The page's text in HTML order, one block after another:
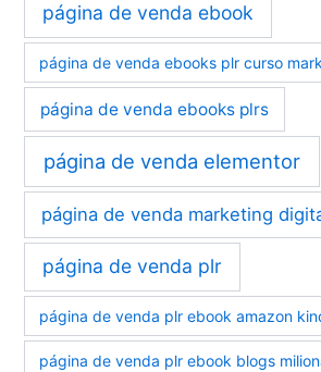
página de venda ebook
página de venda ebooks plr curso
página de venda ebooks plrs
página de venda elementor
página de venda marketing
página de venda plr
página de venda plr ebook amazon
página de venda plr ebook blogs